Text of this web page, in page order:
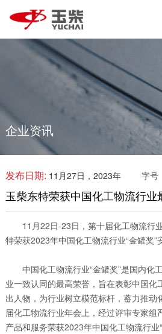
企业资讯
发布日期: 11月27日，2023年 字号
玉柴东特荣获中国化工物流行业
11月22日-23日，第十届化工物流行
特荣获2023年中国化工物流行业“金罐奖”
中国化工物流行业“金罐奖”是国内化
业一致认同的最高荣誉，旨在表彰中国化
出人物，为行业树立模范标杆，蓄力推动
届化工物流行业年会上，经过评审专家组
产品和服务荣获2023年中国化工物流行业